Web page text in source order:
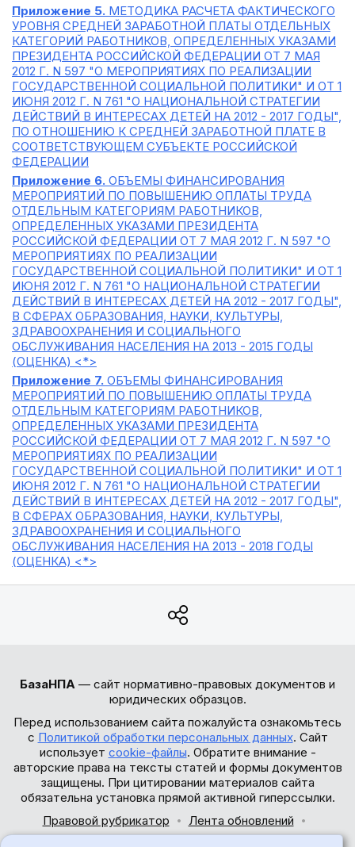
Приложение 5. МЕТОДИКА РАСЧЕТА ФАКТИЧЕСКОГО
УРОВНЯ СРЕДНЕЙ ЗАРАБОТНОЙ ПЛАТЫ ОТДЕЛЬНЫХ
КАТЕГОРИЙ РАБОТНИКОВ, ОПРЕДЕЛЕННЫХ УКАЗАМИ
ПРЕЗИДЕНТА РОССИЙСКОЙ ФЕДЕРАЦИИ ОТ 7 МАЯ
2012 Г. N 597 "О МЕРОПРИЯТИЯХ ПО РЕАЛИЗАЦИИ
ГОСУДАРСТВЕННОЙ СОЦИАЛЬНОЙ ПОЛИТИКИ" И ОТ 1
ИЮНЯ 2012 Г. N 761 "О НАЦИОНАЛЬНОЙ СТРАТЕГИИ
ДЕЙСТВИЙ В ИНТЕРЕСАХ ДЕТЕЙ НА 2012 - 2017 ГОДЫ",
ПО ОТНОШЕНИЮ К СРЕДНЕЙ ЗАРАБОТНОЙ ПЛАТЕ В
СООТВЕТСТВУЮЩЕМ СУБЪЕКТЕ РОССИЙСКОЙ
ФЕДЕРАЦИИ
Приложение 6. ОБЪЕМЫ ФИНАНСИРОВАНИЯ
МЕРОПРИЯТИЙ ПО ПОВЫШЕНИЮ ОПЛАТЫ ТРУДА
ОТДЕЛЬНЫМ КАТЕГОРИЯМ РАБОТНИКОВ,
ОПРЕДЕЛЕННЫХ УКАЗАМИ ПРЕЗИДЕНТА
РОССИЙСКОЙ ФЕДЕРАЦИИ ОТ 7 МАЯ 2012 Г. N 597 "О
МЕРОПРИЯТИЯХ ПО РЕАЛИЗАЦИИ
ГОСУДАРСТВЕННОЙ СОЦИАЛЬНОЙ ПОЛИТИКИ" И ОТ 1
ИЮНЯ 2012 Г. N 761 "О НАЦИОНАЛЬНОЙ СТРАТЕГИИ
ДЕЙСТВИЙ В ИНТЕРЕСАХ ДЕТЕЙ НА 2012 - 2017 ГОДЫ",
В СФЕРАХ ОБРАЗОВАНИЯ, НАУКИ, КУЛЬТУРЫ,
ЗДРАВООХРАНЕНИЯ И СОЦИАЛЬНОГО
ОБСЛУЖИВАНИЯ НАСЕЛЕНИЯ НА 2013 - 2015 ГОДЫ
(ОЦЕНКА) <*>
Приложение 7. ОБЪЕМЫ ФИНАНСИРОВАНИЯ
МЕРОПРИЯТИЙ ПО ПОВЫШЕНИЮ ОПЛАТЫ ТРУДА
ОТДЕЛЬНЫМ КАТЕГОРИЯМ РАБОТНИКОВ,
ОПРЕДЕЛЕННЫХ УКАЗАМИ ПРЕЗИДЕНТА
РОССИЙСКОЙ ФЕДЕРАЦИИ ОТ 7 МАЯ 2012 Г. N 597 "О
МЕРОПРИЯТИЯХ ПО РЕАЛИЗАЦИИ
ГОСУДАРСТВЕННОЙ СОЦИАЛЬНОЙ ПОЛИТИКИ" И ОТ 1
ИЮНЯ 2012 Г. N 761 "О НАЦИОНАЛЬНОЙ СТРАТЕГИИ
ДЕЙСТВИЙ В ИНТЕРЕСАХ ДЕТЕЙ НА 2012 - 2017 ГОДЫ",
В СФЕРАХ ОБРАЗОВАНИЯ, НАУКИ, КУЛЬТУРЫ,
ЗДРАВООХРАНЕНИЯ И СОЦИАЛЬНОГО
ОБСЛУЖИВАНИЯ НАСЕЛЕНИЯ НА 2013 - 2018 ГОДЫ
(ОЦЕНКА) <*>
БазаНПА — сайт нормативно-правовых документов и
юридических образцов.
Перед использованием сайта пожалуйста ознакомьтесь
с Политикой обработки персональных данных. Сайт
использует cookie-файлы. Обратите внимание -
авторские права на тексты статей и формы документов
защищены. При цитировании материалов сайта
обязательна установка прямой активной гиперссылки.
Правовой рубрикатор
Лента обновлений